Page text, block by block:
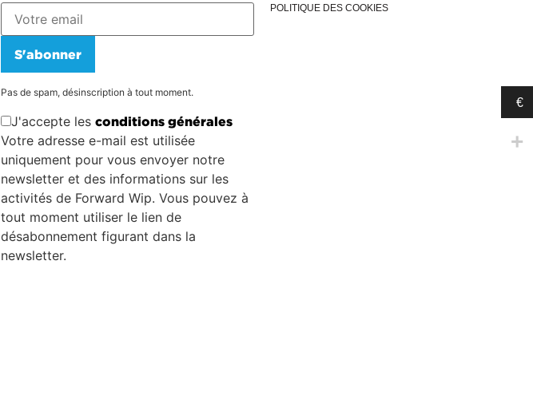
S'abonner
Pas de spam, désinscription à tout moment.
J'accepte les conditions générales
Votre adresse e-mail est utilisée
uniquement pour vous envoyer notre
newsletter et des informations sur les
activités de Forward Wip. Vous pouvez à
tout moment utiliser le lien de
désabonnement figurant dans la
newsletter.
POLITIQUE DES COOKIES
€